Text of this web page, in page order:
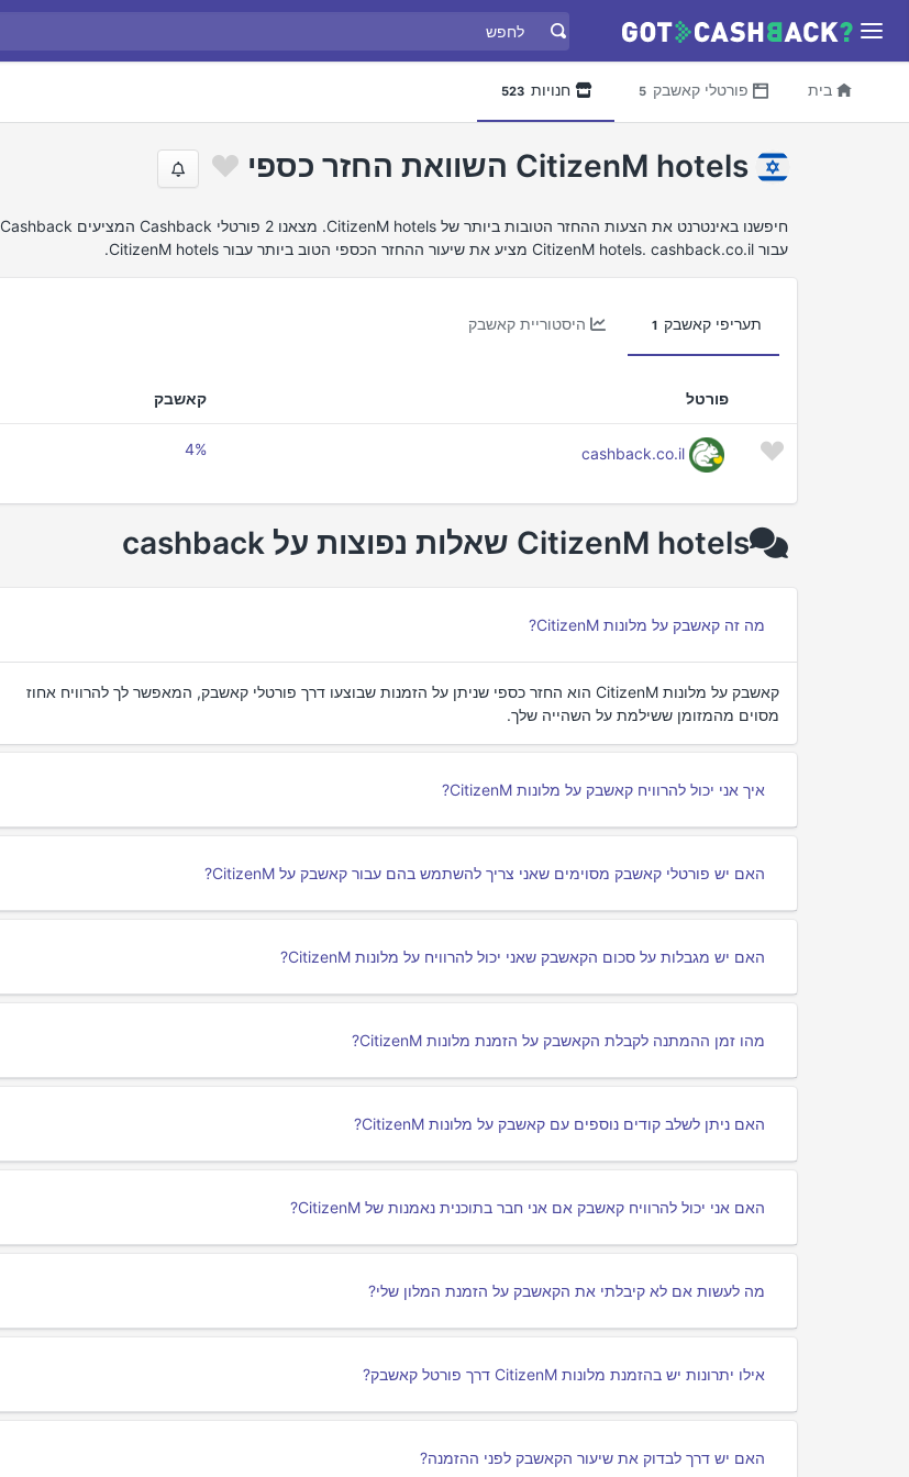
בית פורטלי קאשבק 5 חנויות 523
CitizenM hotels השוואת החזר כספי
חיפשנו באינטרנט את הצעות ההחזר הטובות ביותר של CitizenM hotels. מצאנו 2 פורטלי Cashback המציעים Cashback
עבור CitizenM hotels. cashback.co.il מציע את שיעור ההחזר הכספי הטוב ביותר עבור CitizenM hotels.
תעריפי קאשבק 1 היסטוריית קאשבק
פורטל קאשבק
cashback.co.il
4%
CitizenM hotels שאלות נפוצות על cashback
מה זה קאשבק על מלונות CitizenM?
קאשבק על מלונות CitizenM הוא החזר כספי שניתן על הזמנות שבוצעו דרך פורטלי קאשבק, המאפשר לך להרוויח אחוז
מסוים מהמזומן ששילמת על השהייה שלך.
איך אני יכול להרוויח קאשבק על מלונות CitizenM?
האם יש פורטלי קאשבק מסוימים שאני צריך להשתמש בהם עבור קאשבק על CitizenM?
האם יש מגבלות על סכום הקאשבק שאני יכול להרוויח על מלונות CitizenM?
מהו זמן ההמתנה לקבלת הקאשבק על הזמנת מלונות CitizenM?
האם ניתן לשלב קודים נוספים עם קאשבק על מלונות CitizenM?
האם אני יכול להרוויח קאשבק אם אני חבר בתוכנית נאמנות של CitizenM?
מה לעשות אם לא קיבלתי את הקאשבק על הזמנת המלון שלי?
אילו יתרונות יש בהזמנת מלונות CitizenM דרך פורטל קאשבק?
האם יש דרך לבדוק את שיעור הקאשבק לפני ההזמנה?